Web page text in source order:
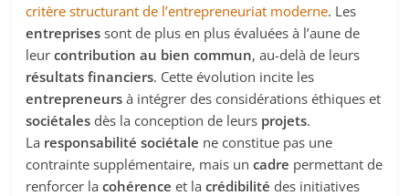
critère structurant de l’entrepreneuriat moderne. Les
entreprises sont de plus en plus évaluées à l’aune de
leurcontribution au bien commun, au-delà de leurs
résultats financiers. Cette évolution incite les
entrepreneurs à intégrer des considérations éthiques et
sociétales dès la conception de leurs projets.
La responsabilité sociétale ne constitue pas une
contrainte supplémentaire, mais uncadre permettant de
renforcer lacohérence et lacrédibilité des initiatives